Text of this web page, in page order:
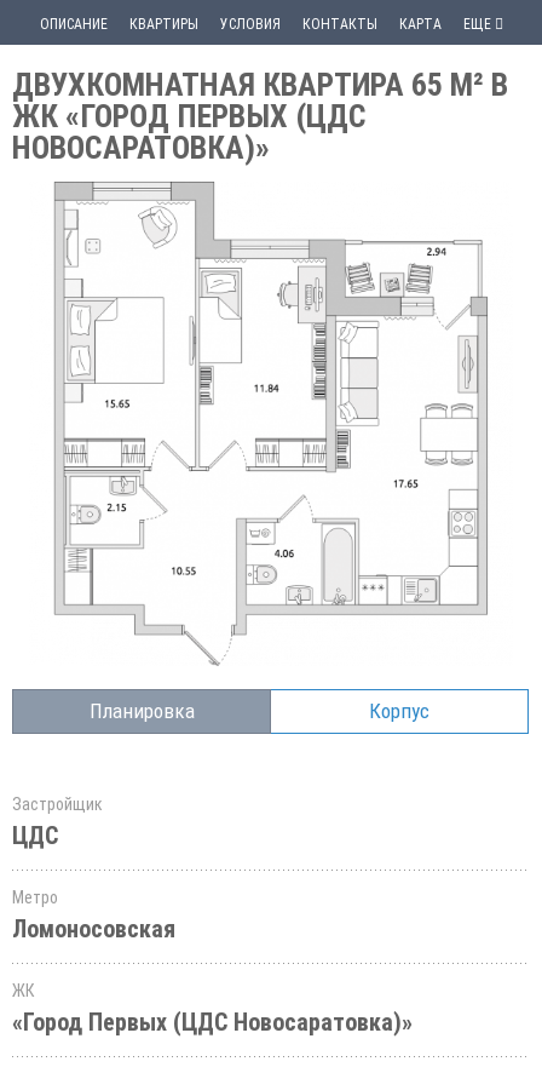
ОПИСАНИЕ КВАРТИРЫ УСЛОВИЯ КОНТАКТЫ КАРТА ЕЩЕ
ДВУХКОМНАТНАЯ КВАРТИРА 65 М² В
ЖК «ГОРОД ПЕРВЫХ (ЦДС
НОВОСАРАТОВКА)»
Планировка Корпус
Застройщик
ЦДС
Метро
Ломоносовская
ЖК
«Город Первых (ЦДС Новосаратовка)»